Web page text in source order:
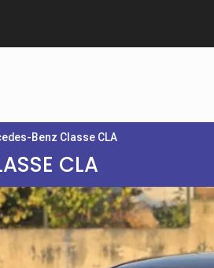
Benz Classe CLA
CLA